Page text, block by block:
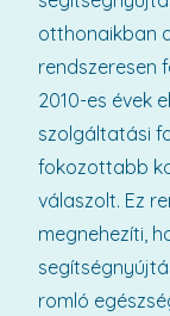
otthonaikban
rendszeresen
2010-es évek
szolgáltatási
fokozottabb
válaszolt. Ez
megnehezíti,
romló